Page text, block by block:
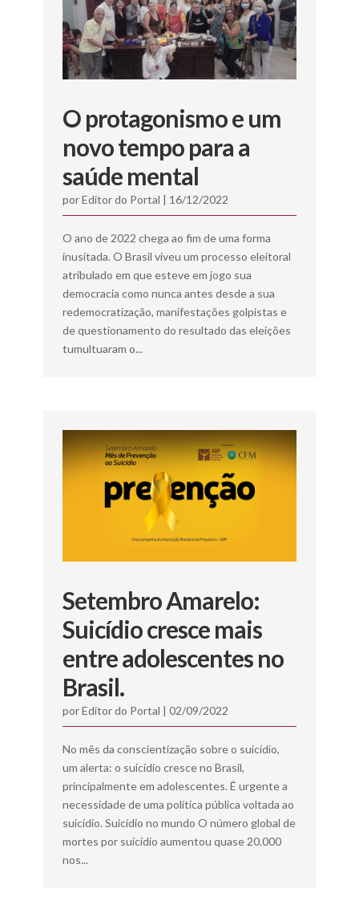
O protagonismo e um
novo tempo para a
saúde mental
porEditor do Portal | 16/12/2022
O ano de 2022 chega ao fim de uma forma
inusitada. O Brasil viveu um processo eleitoral
atribulado em que esteve em jogo sua
democracia como nunca antes desde a sua
redemocratização, manifestações golpistas e
de questionamento do resultado das eleições
tumultuaram o...
Setembro Amarelo:
Suicídio cresce mais
entre adolescentes no
Brasil.
porEditor do Portal |02/09/2022
No mês da conscientização sobre o suicídio,
um alerta: o suicídio cresce no Brasil,
principalmente em adolescentes. É urgente a
necessidade de uma política pública voltada ao
suicídio. Suicídio no mundo O número global de
mortes por suicídio aumentou quase 20.000
nos...